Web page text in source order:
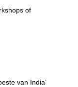
of
van India’